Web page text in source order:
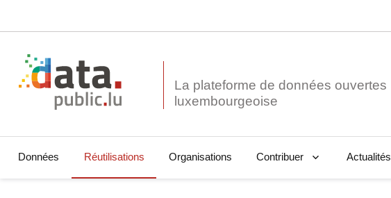
La plateforme de données ouvertes
Données Réutilisations Organisations Contribuer Actualités